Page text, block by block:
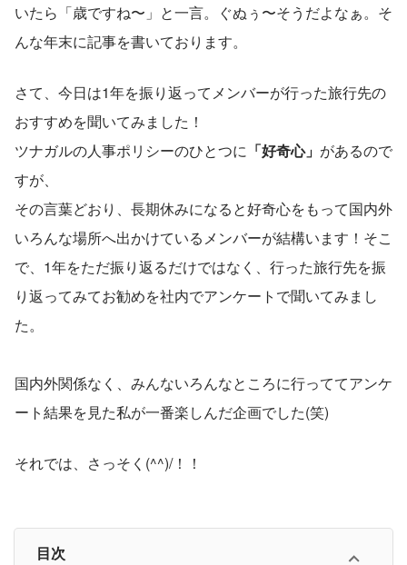
いたら「歳ですね〜」と一言。ぐぬぅ〜そうだよなぁ。そ
んな年末に記事を書いております。
さて、今日は1年を振り返ってメンバーが行った旅行先の
おすすめを聞いてみました！
ツナガルの人事ポリシーのひとつに 「好奇心」 があるので
すが、
その言葉どおり、長期休みになると好奇心をもって国内外
いろんな場所へ出かけているメンバーが結構います！そこ
で、1年をただ振り返るだけではなく、行った旅行先を振
り返ってみてお勧めを社内でアンケートで聞いてみまし
た。
国内外関係なく、みんないろんなところに行っててアンケ
ート結果を見た私が一番楽しんだ企画でした(笑)
それでは、さっそく(^^)/！！
目次